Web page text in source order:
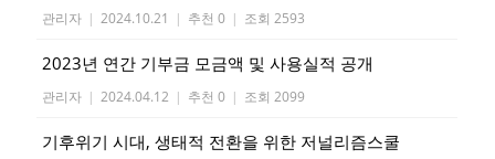
관리자 | 2024.10.21 | 추천 0 | 조회 2593
2023년 연간 기부금 모금액 및 사용실적 공개
관리자 | 2024.04.12 | 추천 0 | 조회 2099
기후위기 시대, 생태적 전환을 위한 저널리즘스쿨